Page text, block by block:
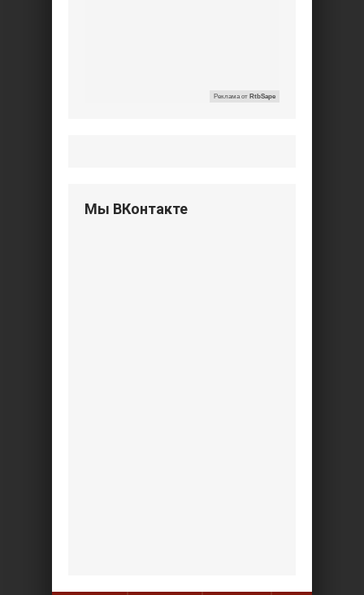
Реклама от RtbSape
Мы ВКонтакте